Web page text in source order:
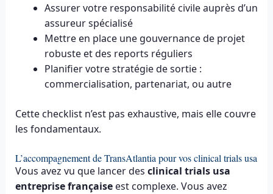
Assurer votre responsabilité civile auprès d’un
assureur spécialisé
Mettre en place une gouvernance de projet
robuste et des reports réguliers
Planifier votre stratégie de sortie :
commercialisation, partenariat, ou autre
Cette checklist n’est pas exhaustive, mais elle couvre
les fondamentaux.
L’accompagnement de TransAtlantia pour vos clinical trials usa
Vous avez vu que lancer des clinical trials usa
entreprise françaiseest complexe. Vous avez